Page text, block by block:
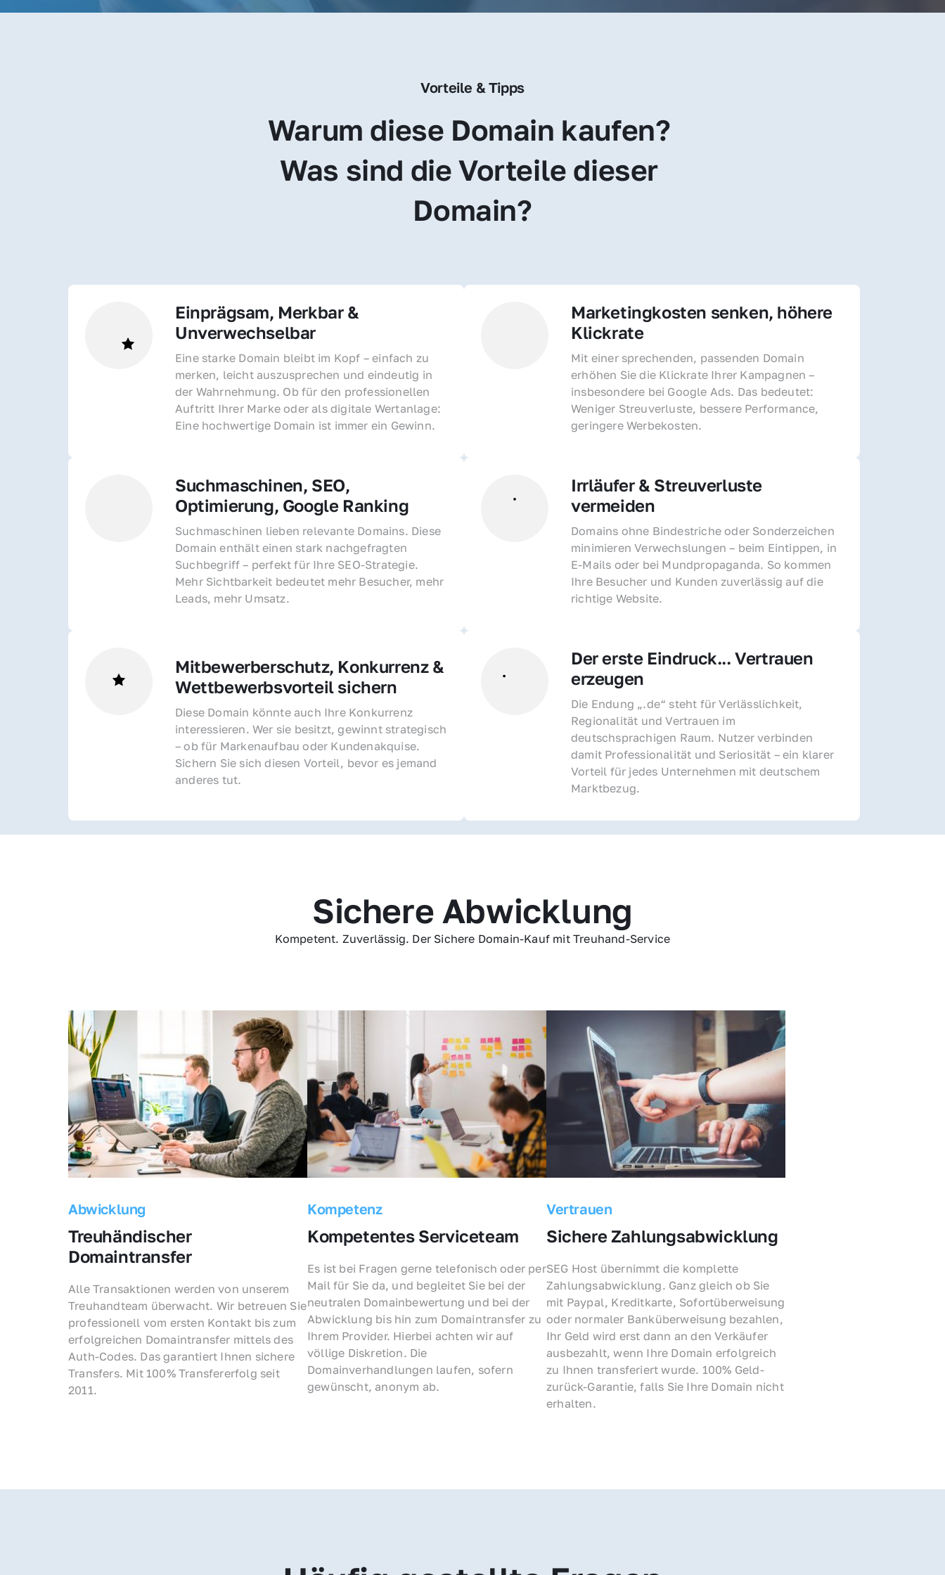
Vorteile & Tipps
Warum diese Domain kaufen?
Was sind die Vorteile dieser
Domain?
Einprägsam, Merkbar &
Unverwechselbar
Eine starke Domain bleibt im Kopf – einfach zu
merken, leicht auszusprechen und eindeutig in
der Wahrnehmung. Ob für den professionellen
Auftritt Ihrer Marke oder als digitale Wertanlage:
Eine hochwertige Domain ist immer ein Gewinn.
Marketingkosten senken, höhere
Klickrate
Mit einer sprechenden, passenden Domain
erhöhen Sie die Klickrate Ihrer Kampagnen –
insbesondere bei Google Ads. Das bedeutet:
Weniger Streuverluste, bessere Performance,
geringere Werbekosten.
Suchmaschinen, SEO,
Optimierung, Google Ranking
Suchmaschinen lieben relevante Domains. Diese
Domain enthält einen stark nachgefragten
Suchbegriff – perfekt für Ihre SEO-Strategie.
Mehr Sichtbarkeit bedeutet mehr Besucher, mehr
Leads, mehr Umsatz.
Irrläufer & Streuverluste
vermeiden
Domains ohne Bindestriche oder Sonderzeichen
minimieren Verwechslungen – beim Eintippen, in
E-Mails oder bei Mundpropaganda. So kommen
Ihre Besucher und Kunden zuverlässig auf die
richtige Website.
Mitbewerberschutz, Konkurrenz &
Wettbewerbsvorteil sichern
Diese Domain könnte auch Ihre Konkurrenz
interessieren. Wer sie besitzt, gewinnt strategisch
– ob für Markenaufbau oder Kundenakquise.
Sichern Sie sich diesen Vorteil, bevor es jemand
anderes tut.
Der erste Eindruck... Vertrauen
erzeugen
Die Endung „.de“ steht für Verlässlichkeit,
Regionalität und Vertrauen im
deutschsprachigen Raum. Nutzer verbinden
damit Professionalität und Seriosität – ein klarer
Vorteil für jedes Unternehmen mit deutschem
Marktbezug.
Sichere Abwicklung
Kompetent. Zuverlässig. Der Sichere Domain-Kauf mit Treuhand-Service
Abwicklung
Treuhändischer
Domaintransfer
Alle Transaktionen werden von unserem
Treuhandteam überwacht. Wir betreuen Sie
professionell vom ersten Kontakt bis zum
erfolgreichen Domaintransfer mittels des
Auth-Codes. Das garantiert Ihnen sichere
Transfers. Mit 100% Transfererfolg seit
2011.
Kompetenz
Kompetentes Serviceteam
Es ist bei Fragen gerne telefonisch oder per
Mail für Sie da, und begleitet Sie bei der
neutralen Domainbewertung und bei der
Abwicklung bis hin zum Domaintransfer zu
Ihrem Provider. Hierbei achten wir auf
völlige Diskretion. Die
Domainverhandlungen laufen, sofern
gewünscht, anonym ab.
Vertrauen
Sichere Zahlungsabwicklung
SEG Host übernimmt die komplette
Zahlungsabwicklung. Ganz gleich ob Sie
mit Paypal, Kreditkarte, Sofortüberweisung
oder normaler Banküberweisung bezahlen,
Ihr Geld wird erst dann an den Verkäufer
ausbezahlt, wenn Ihre Domain erfolgreich
zu Ihnen transferiert wurde. 100% Geld-
zurück-Garantie, falls Sie Ihre Domain nicht
erhalten.